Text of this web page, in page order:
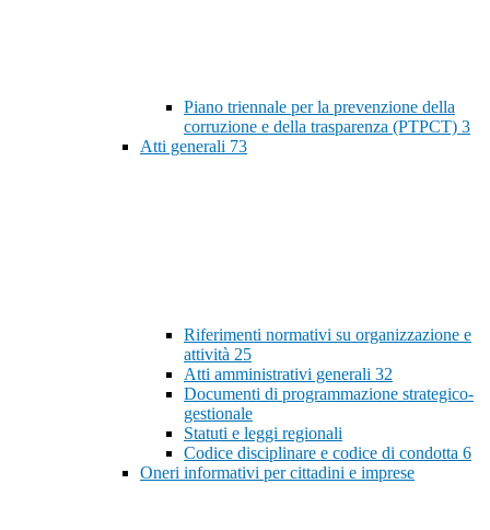
Piano triennale per la prevenzione della
corruzione e della trasparenza (PTPCT) 3
Atti generali 73
Riferimenti normativi su organizzazione e
attività 25
Atti amministrativi generali 32
Documenti di programmazione strategico-
gestionale
Statuti e leggi regionali
Codice disciplinare e codice di condotta 6
Oneri informativi per cittadini e imprese